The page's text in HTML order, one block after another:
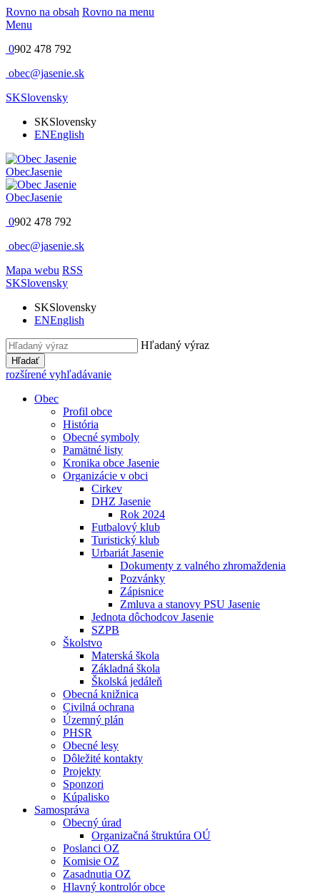
Rovno na obsah Rovno na menu
Menu
0902 478 792
obec@jasenie.sk
SKSlovensky
SKSlovensky
ENEnglish
ObecJasenie
ObecJasenie
0902 478 792
obec@jasenie.sk
Mapa webu RSS
SKSlovensky
SKSlovensky
ENEnglish
Hľadaný výraz
Hľadať
rozšírené vyhľadávanie
Obec
Profil obce
História
Obecné symboly
Pamätné listy
Kronika obce Jasenie
Organizácie v obci
Cirkev
DHZ Jasenie
Rok 2024
Futbalový klub
Turistický klub
Urbariát Jasenie
Dokumenty z valného zhromaždenia
Pozvánky
Zápisnice
Zmluva a stanovy PSU Jasenie
Jednota dôchodcov Jasenie
SZPB
Školstvo
Materská škola
Základná škola
Školská jedáleň
Obecná knižnica
Civilná ochrana
Územný plán
PHSR
Obecné lesy
Dôležité kontakty
Projekty
Sponzori
Kúpalisko
Samospráva
Obecný úrad
Organizačná štruktúra OÚ
Poslanci OZ
Komisie OZ
Zasadnutia OZ
Hlavný kontrolór obce